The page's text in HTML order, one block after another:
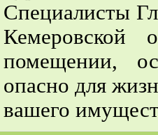
Специалисты
Кемеровской
помещении,
опасно для
вашего